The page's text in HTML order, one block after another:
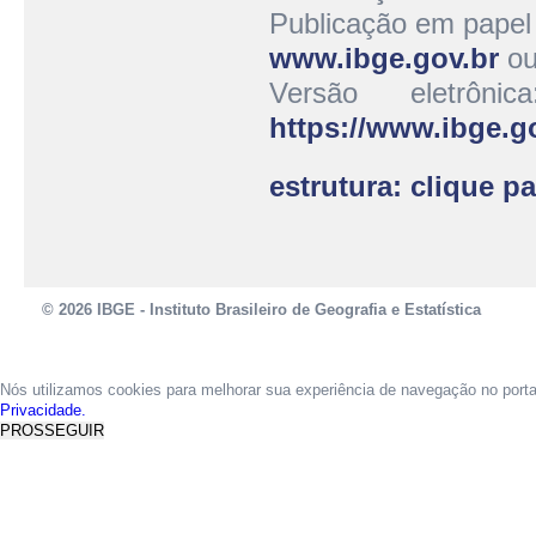
Publicação em
www.ibge.gov.br
Versão
https://
estrutura: clique
© 2026 IBGE - Instituto Brasileiro de Geografia e Estatística
Nós utilizamos cookies para melhorar sua experiência de navegação no
Privacidade.
PROSSEGUIR